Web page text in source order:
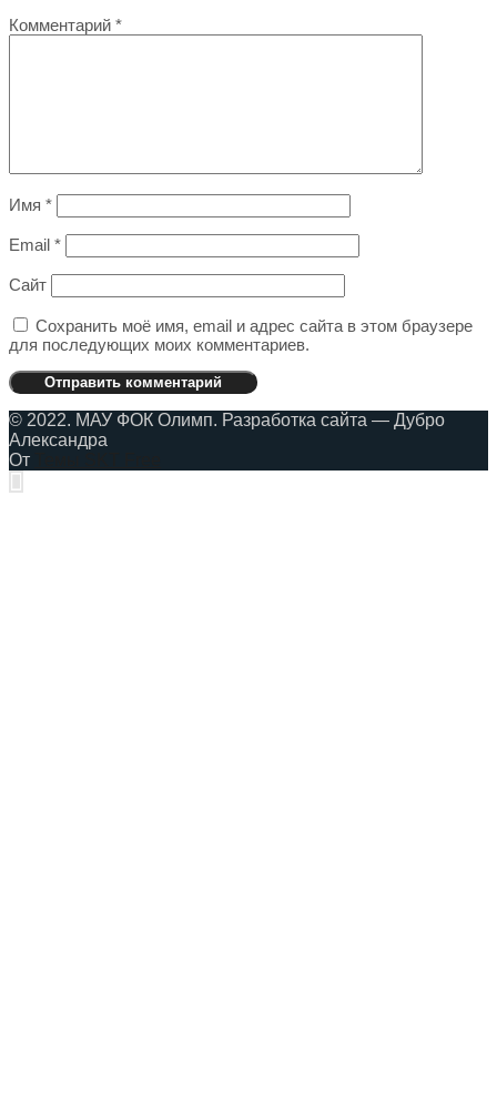
Комментарий *
Имя *
Email *
Сайт
Сохранить моё имя, email и адрес сайта в этом браузере
для последующих моих комментариев.
© 2022. МАУ ФОК Олимп. Разработка сайта — Дубро
Александра
От